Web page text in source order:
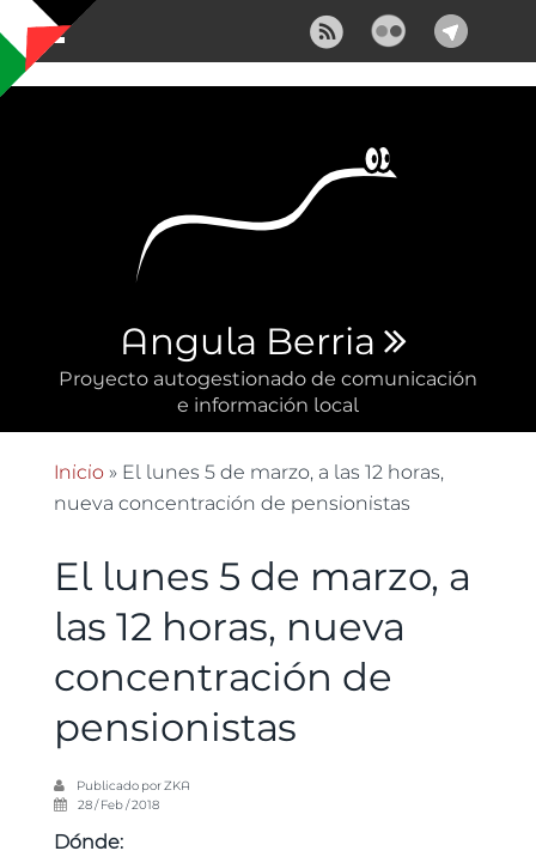
Pasar al contenido principal
Angula Berria
Proyecto autogestionado de comunicación
e información local
Se encuentra usted aquí
Inicio» El lunes 5 de marzo, a las 12 horas,
nueva concentración de pensionistas
El lunes 5 de marzo, a
las 12 horas, nueva
concentración de
pensionistas
Publicado porZKA
28 / Feb / 2018
Dónde: